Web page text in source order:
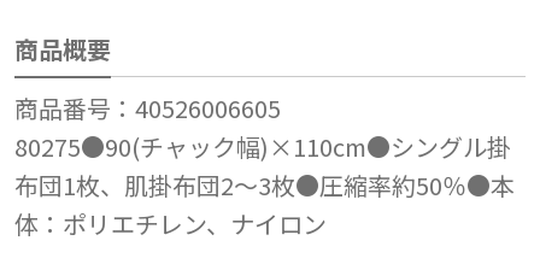
商品概要
商品番号：40526006605
80275●90(チャック幅)×110cm●シングル掛
布団1枚、肌掛布団2～3枚●圧縮率約50％●本
体：ポリエチレン、ナイロン